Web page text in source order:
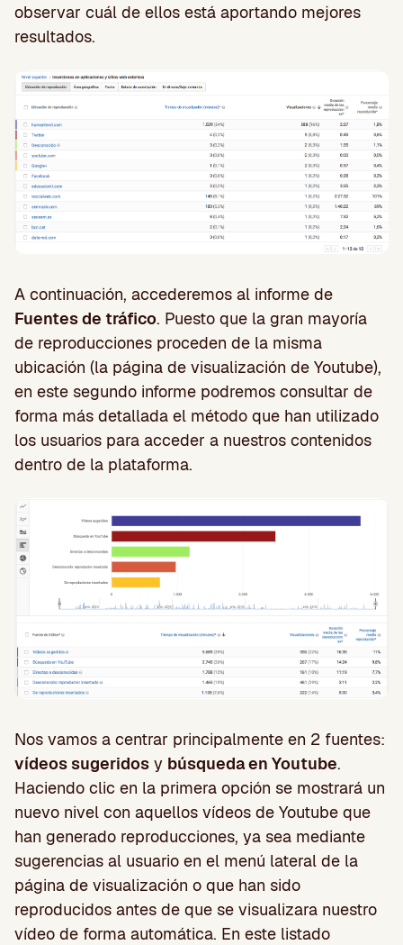
observar cuál de ellos está aportando mejores
resultados.
A continuación, accederemos al informe de
Fuentes de tráfico. Puesto que la gran mayoría
de reproducciones proceden de la misma
ubicación (la página de visualización de Youtube),
en este segundo informe podremos consultar de
forma más detallada el método que han utilizado
los usuarios para acceder a nuestros contenidos
dentro de la plataforma.
Nos vamos a centrar principalmente en 2 fuentes:
vídeos sugeridos y búsqueda en Youtube.
Haciendo clic en la primera opción se mostrará un
nuevo nivel con aquellos vídeos de Youtube que
han generado reproducciones, ya sea mediante
sugerencias al usuario en el menú lateral de la
página de visualización o que han sido
reproducidos antes de que se visualizara nuestro
vídeo de forma automática. En este listado